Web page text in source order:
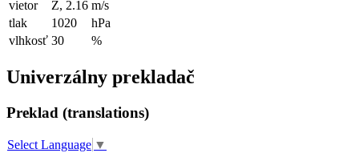
vietor
Z, 2.16 m/s
tlak
1020
hPa
vlhkosť 30 %
Univerzálny prekladač
Preklad (translations)
Select Language ▼